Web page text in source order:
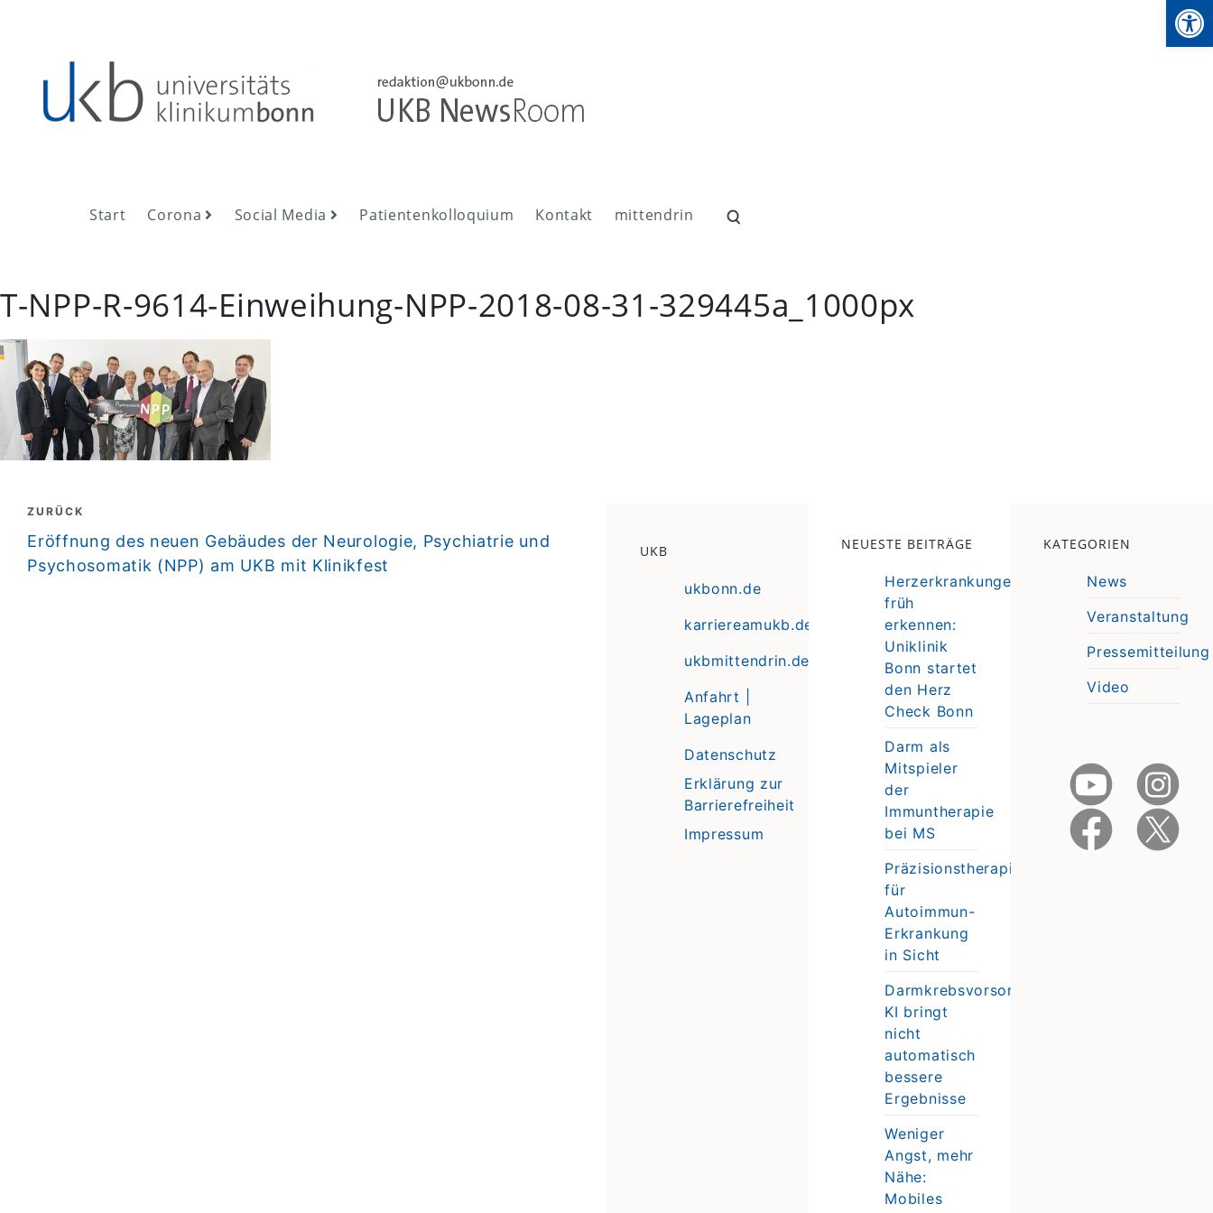
Start Corona Social Media Patientenkolloquium Kontakt mittendrin
Suchen
T-NPP-R-9614-Einweihung-NPP-2018-08-31-329445a_1000px
Beitragsnavigation
ZURÜCK
zurück
Eröffnung des neuen Gebäudes der Neurologie, Psychiatrie und
Psychosomatik (NPP) am UKB mit Klinikfest
UKB
ukbonn.de
karriereamukb.de
ukbmittendrin.de
Anfahrt |
Lageplan
Datenschutz
Erklärung zur
Barrierefreiheit
Impressum
NEUESTE BEITRÄGE
Herzerkrankungen
früh
erkennen:
Uniklinik
Bonn startet
den Herz
Check Bonn
Darm als
Mitspieler
der
Immuntherapie
bei MS
Präzisionstherapie
für
Autoimmun-
Erkrankung
in Sicht
Darmkrebsvorsorge:
KI bringt
nicht
automatisch
bessere
Ergebnisse
Weniger
Angst, mehr
Nähe:
Mobiles
KATEGORIEN
News
Veranstaltung
Pressemitteilung
Video